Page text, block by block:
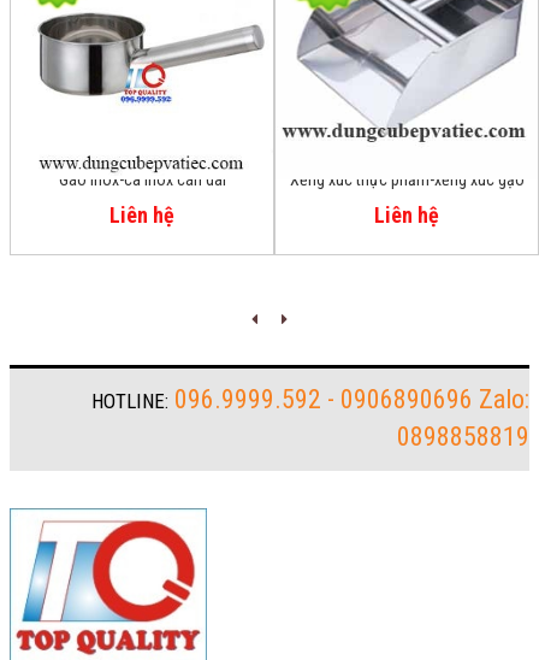
Gáo inox-ca inox cán dài
Liên hệ
Xẻng xúc thực phẩm-xẻng xúc gạo
Liên hệ
HOTLINE: 096.9999.592 - 0906890696 Zalo:
0898858819